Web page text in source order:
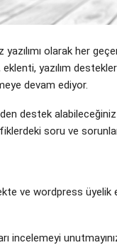
olarak her
yazılım
devam ediyor.
destek
soru ve
ve wordpress üyelik
incelemeyi